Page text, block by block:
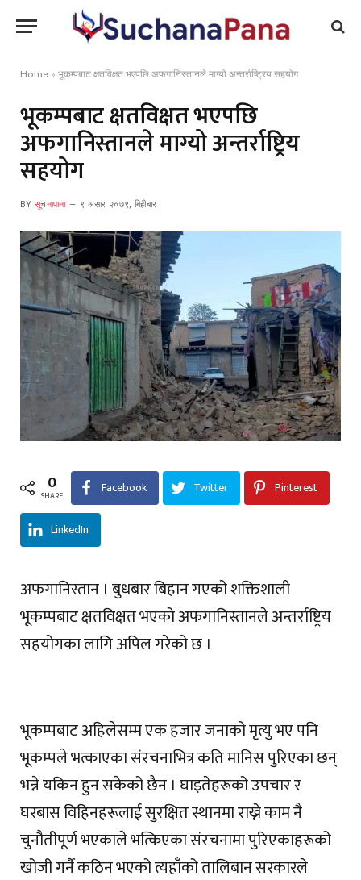
Home » भूकम्पबाट क्षतविक्षत भएपछि अफगानिस्तानले माग्यो अन्तर्राष्ट्रिय सहयोग
भूकम्पबाट क्षतविक्षत भएपछि
अफगानिस्तानले माग्यो अन्तर्राष्ट्रिय
सहयोग
BY सूचनापाना ९ असार २०७९, बिहीबार
0
SHARE Facebook Twitter Pinterest
LinkedIn
अफगानिस्तान । बुधबार बिहान गएको शक्तिशाली
भूकम्पबाट क्षतविक्षत भएको अफगानिस्तानले अन्तर्राष्ट्रिय
सहयोगका लागि अपिल गरेको छ ।
भूकम्पबाट अहिलेसम्म एक हजार जनाको मृत्यु भए पनि
भूकम्पले भत्काएका संरचनाभित्र कति मानिस पुरिएका छन्
भन्ने यकिन हुन सकेको छैन । घाइतेहरूको उपचार र
घरबास विहिनहरूलाई सुरक्षित स्थानमा राख्ने काम नै
चुनौतीपूर्ण भएकाले भत्किएका संरचनामा पुरिएकाहरूको
खोजी गर्नै कठिन भएको त्यहाँको तालिबान सरकारले